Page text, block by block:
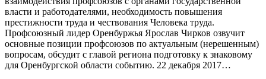
власти и работодателями, необходимость повышения
престижности труда и чествования Человека труда.
Профсоюзный лидер Оренбуржья Ярослав Чирков озвучит
основные позиции профсоюзов по актуальным (нерешенным)
вопросам, обсудит с главой региона подготовку к знаковому
для Оренбургской области событию. 22 декабря 2017…